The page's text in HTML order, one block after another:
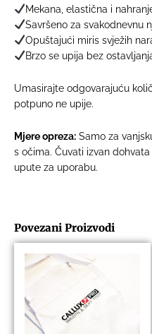
Mekana, elastična i
Savršeno za svakodnevnu
Opuštajući miris svježih
Brzo se upija bez
Umasirajte odgovarajuću
potpuno ne upije.
Mjere opreza: Samo za
s očima. Čuvati izvan
upute za uporabu.
Povezani Proizvodi